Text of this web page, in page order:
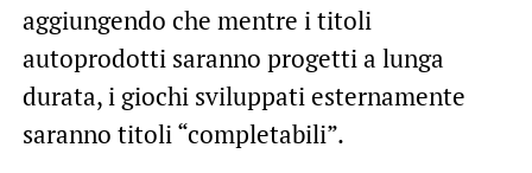
aggiungendo che mentre i titoli
autoprodotti saranno progetti a lunga
durata, i giochi sviluppati esternamente
saranno titoli “completabili”.